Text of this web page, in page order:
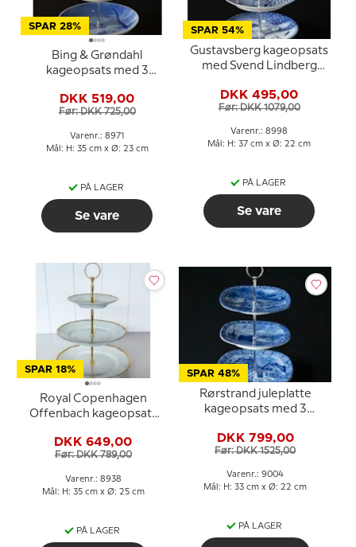
SPAR 28%
Bing & Grøndahl
kageopsats med 3
DKK 519,00
Før: DKK 725,00
Varenr.: 8971
Mål: H: 35 cm x Ø: 23 cm
PÅ LAGER
Se vare
SPAR 54%
Gustavsberg kageopsats
med Svend Lindberg
DKK 495,00
Før: DKK 1079,00
Varenr.: 8998
Mål: H: 37 cm x Ø: 22 cm
PÅ LAGER
Se vare
SPAR 18%
Royal Copenhagen
Offenbach kageopsats
DKK 649,00
Før: DKK 789,00
Varenr.: 8938
Mål: H: 35 cm x Ø: 25 cm
PÅ LAGER
SPAR 48%
Rørstrand juleplatte
kageopsats med 3
DKK 799,00
Før: DKK 1525,00
Varenr.: 9004
Mål: H: 33 cm x Ø: 22 cm
PÅ LAGER